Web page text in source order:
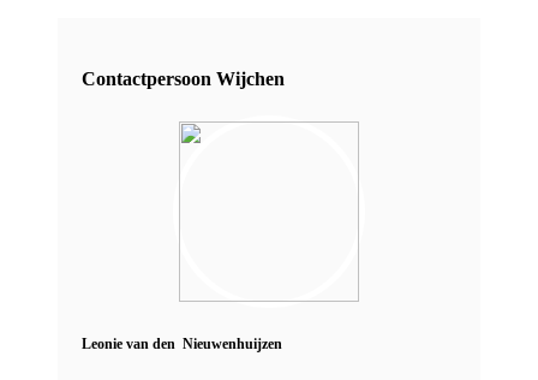
Contactpersoon Wijchen
Leonie van den Nieuwenhuijzen